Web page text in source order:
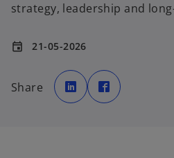
strategy, leadership and
event 21-05-2026
Share
o
p
e
n
p
e